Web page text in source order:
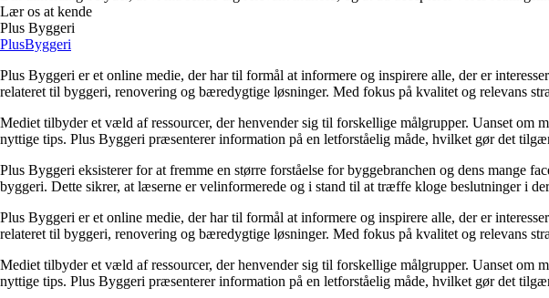
Lær os at kende
Plus Byggeri
PlusByggeri
Plus Byggeri er et online medie, der har til formål at informere og inspirere alle, der er
relateret til byggeri, renovering og bæredygtige løsninger. Med fokus på kvalitet og relevans
Mediet tilbyder et væld af ressourcer, der henvender sig til forskellige målgrupper. Uanset
nyttige tips. Plus Byggeri præsenterer information på en letforståelig måde, hvilket gør det
Plus Byggeri eksisterer for at fremme en større forståelse for byggebranchen og dens mange
byggeri. Dette sikrer, at læserne er velinformerede og i stand til at træffe kloge beslutninger i
Plus Byggeri er et online medie, der har til formål at informere og inspirere alle, der er
relateret til byggeri, renovering og bæredygtige løsninger. Med fokus på kvalitet og relevans
Mediet tilbyder et væld af ressourcer, der henvender sig til forskellige målgrupper. Uanset
nyttige tips. Plus Byggeri præsenterer information på en letforståelig måde, hvilket gør det